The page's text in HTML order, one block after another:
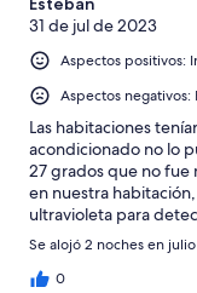
31 de jul de 2023
Aspectos positivos:
Aspectos negativos:
Las habitaciones
acondicionado no lo
27 grados que no fue
en nuestra
ultravioleta para
mosquiteros en las
cantidad de avispas
por lo tanto diría es
Se alojó 2 noches en
0